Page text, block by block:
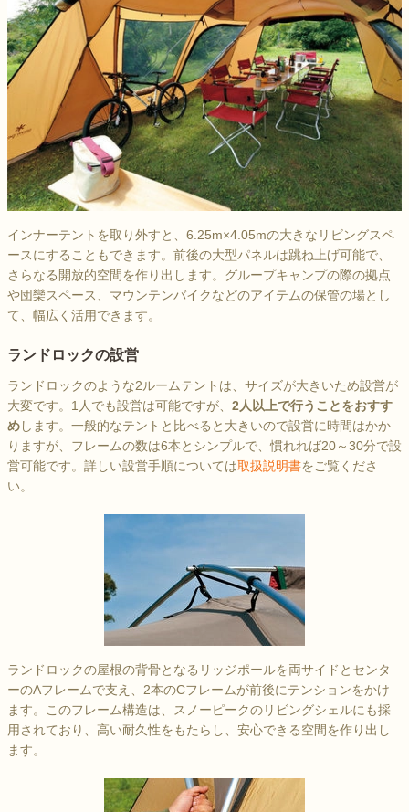
インナーテントを取り外すと、6.25m×4.05mの大きなリビングスペ
ースにすることもできます。前後の大型パネルは跳ね上げ可能で、
さらなる開放的空間を作り出します。グループキャンプの際の拠点
や団欒スペース、マウンテンバイクなどのアイテムの保管の場とし
て、幅広く活用できます。
ランドロックの設営
ランドロックのような2ルームテントは、サイズが大きいため設営が
大変です。1人でも設営は可能ですが、 2人以上で行うことをおすす
めします。一般的なテントと比べると大きいので設営に時間はかか
りますが、フレームの数は6本とシンプルで、慣れれば20～30分で設
営可能です。詳しい設営手順については取扱説明書をご覧くださ
い。
ランドロックの屋根の背骨となるリッジポールを両サイドとセンタ
ーのAフレームで支え、2本のCフレームが前後にテンションをかけ
ます。このフレーム構造は、スノーピークのリビングシェルにも採
用されており、高い耐久性をもたらし、安心できる空間を作り出し
ます。